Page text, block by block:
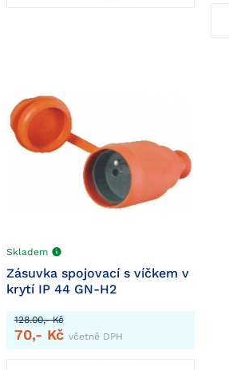
Skladem
Zásuvka spojovací s víčkem v
krytí IP 44 GN-H2
128.00,- Kč
70,- Kč včetně DPH